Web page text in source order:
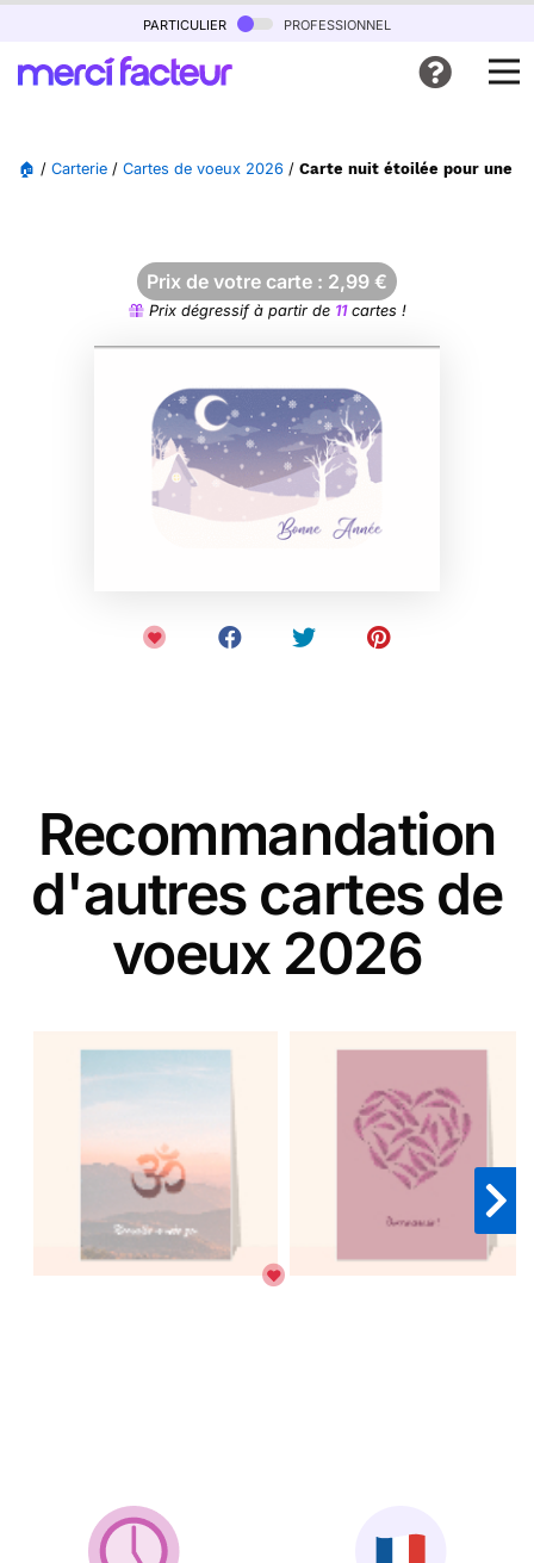
particulier professionnel
🏠 / Carterie / Cartes de voeux 2026 / Carte nuit étoilée pour une
Prix de votre carte : 2,99 €
Prix dégressif à partir de 11cartes !
Recommandation
d'autres cartes de
voeux 2026